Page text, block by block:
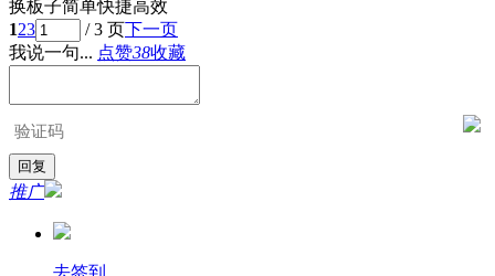
换板子简单快捷高效
123 / 3 页下一页
我说一句... 点赞38收藏
推广
去签到